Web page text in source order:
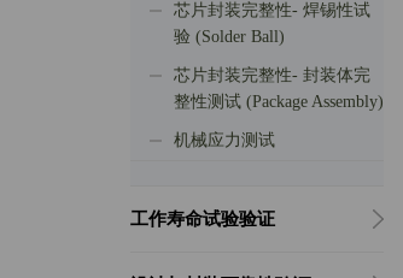
芯片封装完整性- 焊锡性试
验 (Solder Ball)
芯片封装完整性- 封装体完
整性测试 (Package Assembly)
机械应力测试
工作寿命试验验证